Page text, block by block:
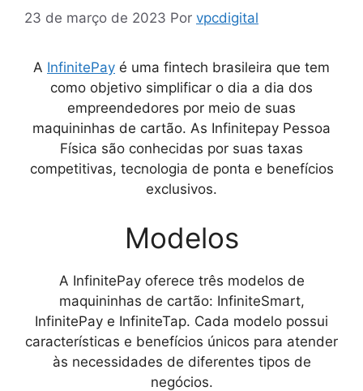
23 de março de 2023 Por vpcdigital
A InfinitePay é uma fintech brasileira que tem
como objetivo simplificar o dia a dia dos
empreendedores por meio de suas
maquininhas de cartão. As Infinitepay Pessoa
Física são conhecidas por suas taxas
competitivas, tecnologia de ponta e benefícios
exclusivos.
Modelos
A InfinitePay oferece três modelos de
maquininhas de cartão: InfiniteSmart,
InfinitePay e InfiniteTap. Cada modelo possui
características e benefícios únicos para atender
às necessidades de diferentes tipos de
negócios.